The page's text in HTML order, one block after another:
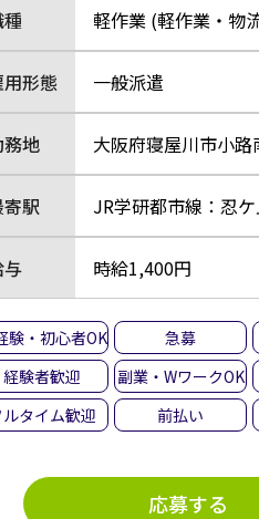
軽作業 (軽作業・物
形態 一般派遣
地 大阪府寝屋川市小
駅 JR学研都市線：忍
時給1,400円
験・初心者OK
急募
経験者歓迎
副業・WワークOK
ルタイム歓迎
前払い
応募する